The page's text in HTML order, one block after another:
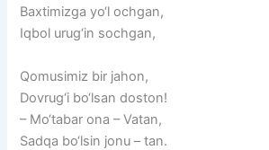
Baxtimizga yo‘l ochgan,
Iqbol urug‘in sochgan,
Qomusimiz bir jahon,
Dovrug‘i bo‘lsan doston!
– Mo‘tabar ona – Vatan,
Sadqa bo‘lsin jonu – tan.